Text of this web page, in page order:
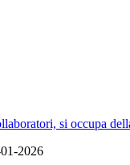
si occupa
2026